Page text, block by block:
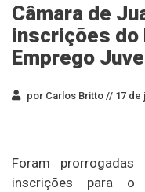
Câmara de
inscrições do
Emprego
por Carlos Britto // 17 de
Foram
inscrições para o